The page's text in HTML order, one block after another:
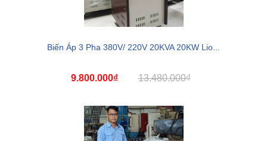
Biến Áp 3 Pha 380V/ 220V 20KVA 20KW Lio...
9.800.000₫ 13.480.000₫